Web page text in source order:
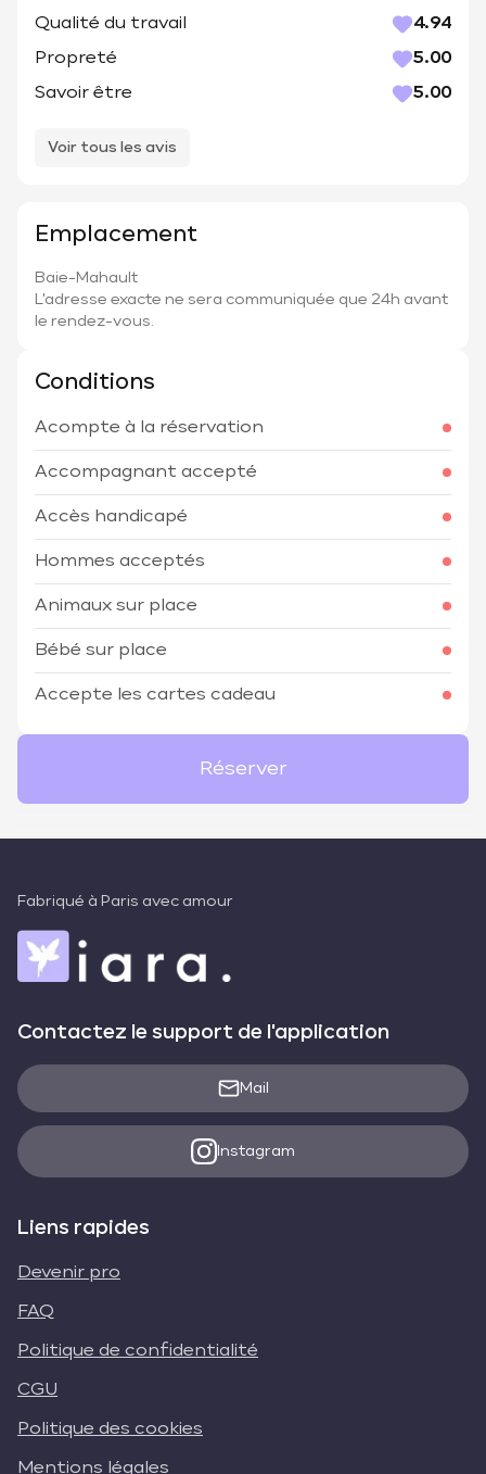
Qualité du travail
4.94
Propreté
5.00
Savoir être
5.00
Voir tous les avis
Emplacement
Baie-Mahault
L'adresse exacte ne sera communiquée que 24h avant
le rendez-vous.
Conditions
Acompte à la réservation
Accompagnant accepté
Accès handicapé
Hommes acceptés
Animaux sur place
Bébé sur place
Accepte les cartes cadeau
Réserver
Fabriqué à Paris avec amour
Contactez le support de l'application
Mail
Instagram
Liens rapides
Devenir pro
FAQ
Politique de confidentialité
CGU
Politique des cookies
Mentions légales